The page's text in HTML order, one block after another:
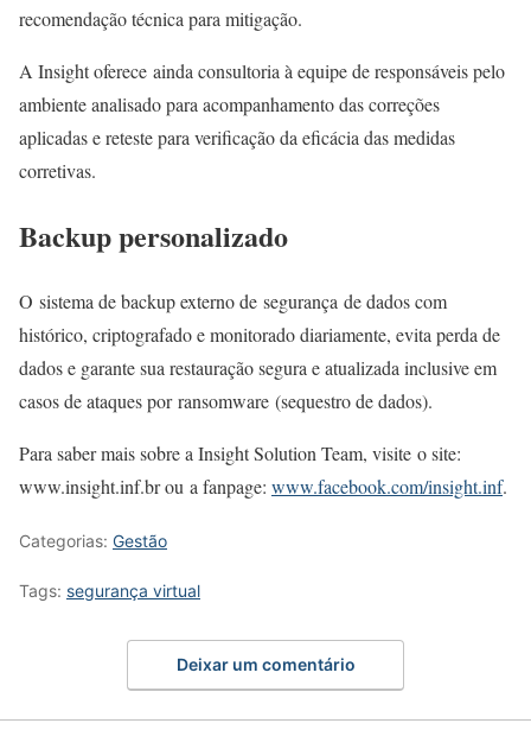
recomendação técnica para mitigação.
A Insight oferece ainda consultoria à equipe de responsáveis pelo
ambiente analisado para acompanhamento das correções
aplicadas e reteste para verificação da eficácia das medidas
corretivas.
Backup personalizado
O sistema de backup externo de segurança de dados com
histórico, criptografado e monitorado diariamente, evita perda de
dados e garante sua restauração segura e atualizada inclusive em
casos de ataques por ransomware (sequestro de dados).
Para saber mais sobre a Insight Solution Team, visite o site:
www.insight.inf.br ou a fanpage: www.facebook.com/insight.inf.
Categorias: Gestão
Tags: segurança virtual
Deixar um comentário